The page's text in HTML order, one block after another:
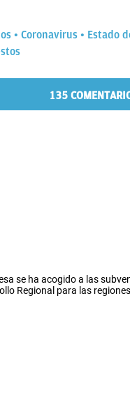
Coronavirus Estado
135
se ha acogido a las
Regional para las